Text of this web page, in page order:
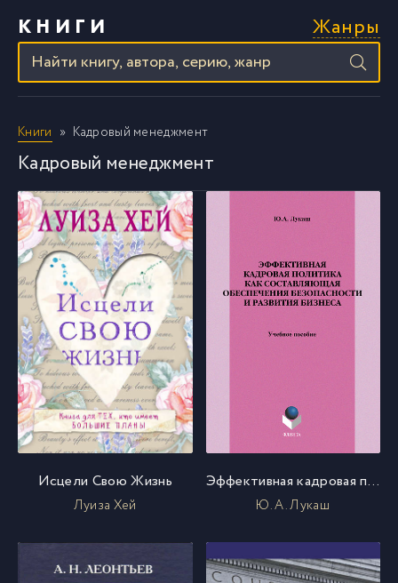
КНИГИ Жанры
Книги Кадровый менеджмент
Кадровый менеджмент
Исцели Свою Жизнь
Луиза Хей
Эффективная кадровая политика как составляющая обеспечения безопасности и развития бизнеса. Учебное пособие
Ю. А. Лукаш